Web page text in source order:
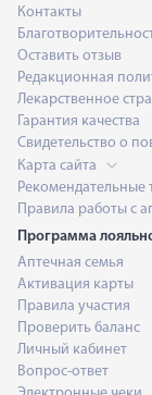
Контакты
Оставить отзыв
Редакционная
Лекарственное
Гарантия качества
Свидетельство о
Карта сайта
Рекомендательные
Правила работы с
Программа
Аптечная семья
Активация карты
Правила участия
Проверить баланс
Личный кабинет
Вопрос-ответ